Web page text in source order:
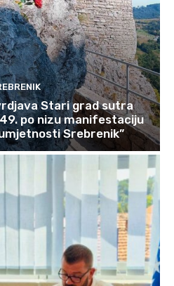
Stari grad sutra
po nizu manifestaciju
Srebrenik”